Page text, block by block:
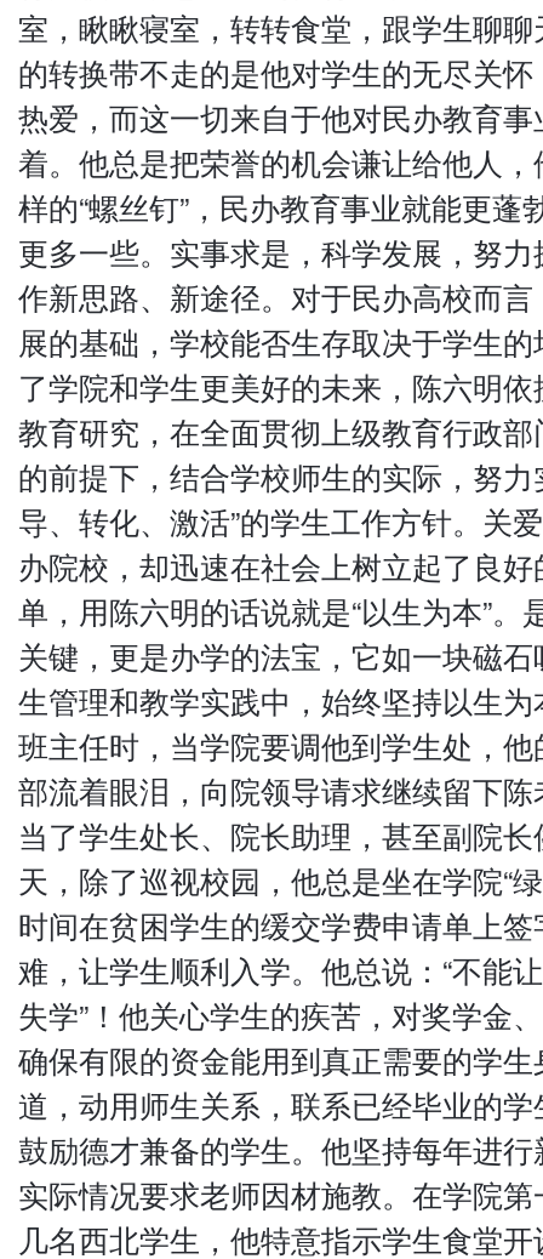
室，瞅瞅寝室，转转食堂，跟学生聊
的转换带不走的是他对学生的无尽关
热爱，而这一切来自于他对民办教育
着。他总是把荣誉的机会谦让给他人
样的“螺丝钉”，民办教育事业就能更
更多一些。实事求是，科学发展，努
作新思路、新途径。对于民办高校而
展的基础，学校能否生存取决于学生
了学院和学生更美好的未来，陈六明
教育研究，在全面贯彻上级教育行政
的前提下，结合学校师生的实际，努
导、转化、激活”的学生工作方针。关
办院校，却迅速在社会上树立起了良
单，用陈六明的话说就是“以生为本”。
关键，更是办学的法宝，它如一块磁
生管理和教学实践中，始终坚持以生
班主任时，当学院要调他到学生处，
部流着眼泪，向院领导请求继续留下
当了学生处长、院长助理，甚至副院
天，除了巡视校园，他总是坐在学院“
时间在贫困学生的缓交学费申请单上
难，让学生顺利入学。他总说：“不能
失学”！他关心学生的疾苦，对奖学金
确保有限的资金能用到真正需要的学
道，动用师生关系，联系已经毕业的
鼓励德才兼备的学生。他坚持每年进
实际情况要求老师因材施教。在学院
几名西北学生，他特意指示学生食堂